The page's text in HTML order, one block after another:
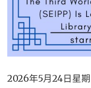
2026年5月24日星